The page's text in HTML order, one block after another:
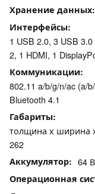
Хранение данных
Интерфейсы
1 USB 2.0, 3 USB
2, 1 HDMI, 1
Коммуникации
802.11 a/b/g/n/ac (a/
Bluetooth 4.1
Габариты
толщина х ширина
262
Аккумулятор 64
Операционная